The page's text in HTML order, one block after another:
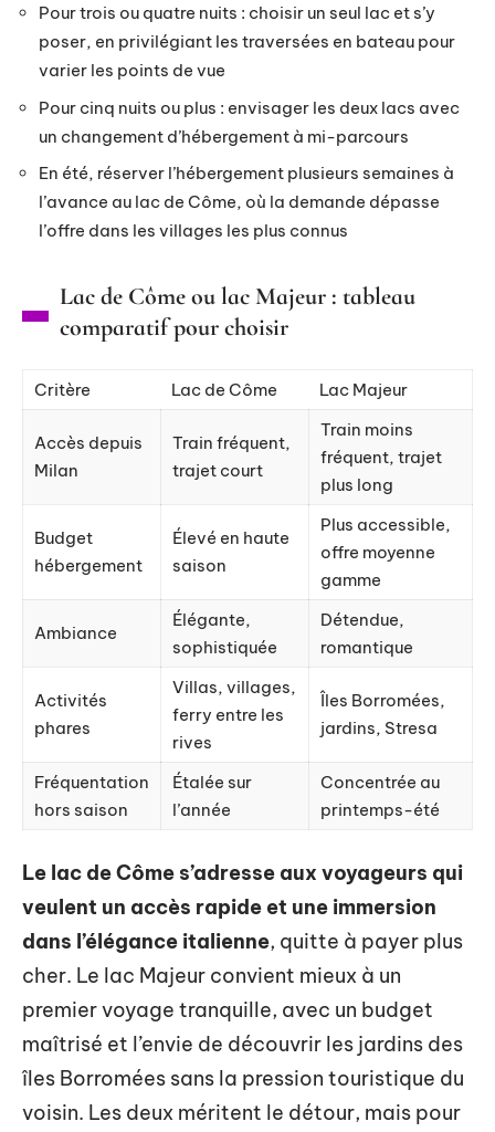
Pour trois ou quatre nuits : choisir un seul lac et s’y
poser, en privilégiant les traversées en bateau pour
varier les points de vue
Pour cinq nuits ou plus : envisager les deux lacs avec
un changement d’hébergement à mi-parcours
En été, réserver l’hébergement plusieurs semaines à
l’avance au lac de Côme, où la demande dépasse
l’offre dans les villages les plus connus
Lac de Côme ou lac Majeur : tableau
comparatif pour choisir
Critère Lac de Côme Lac Majeur
Accès depuis
Milan
Train fréquent,
trajet court
Train moins
fréquent, trajet
plus long
Budget
hébergement
Élevé en haute
saison
Plus accessible,
offre moyenne
gamme
Ambiance
Élégante,
sophistiquée
Détendue,
romantique
Activités
phares
Villas, villages,
ferry entre les
rives
Îles Borromées,
jardins, Stresa
Fréquentation
hors saison
Étalée sur
l’année
Concentrée au
printemps-été
Le lac de Côme s’adresse aux voyageurs qui
veulent un accès rapide et une immersion
dans l’élégance italienne, quitte à payer plus
cher. Le lac Majeur convient mieux à un
premier voyage tranquille, avec un budget
maîtrisé et l’envie de découvrir les jardins des
îles Borromées sans la pression touristique du
voisin. Les deux méritent le détour, mais pour